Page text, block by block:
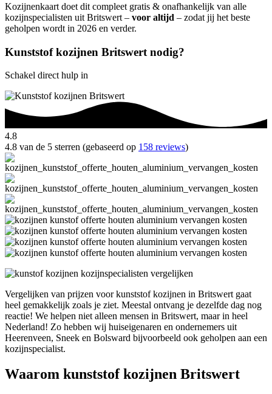
Kozijnenkaart doet dit compleet gratis & onafhankelijk van alle
kozijnspecialisten uit Britswert – voor altijd – zodat jij het beste
geholpen wordt in 2026 en verder.
Kunststof kozijnen Britswert nodig?
Schakel direct hulp in
4.8
4.8 van de 5 sterren (gebaseerd op 158 reviews)
Vergelijken van prijzen voor kunststof kozijnen in Britswert gaat
heel gemakkelijk zoals je ziet. Meestal ontvang je dezelfde dag nog
reactie! We helpen niet alleen mensen in Britswert, maar in heel
Nederland! Zo hebben wij huiseigenaren en ondernemers uit
Heerenveen, Sneek en Bolsward bijvoorbeeld ook geholpen aan een
kozijnspecialist.
Waarom kunststof kozijnen Britswert